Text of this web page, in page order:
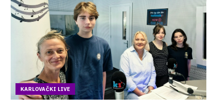
KARLOVAČKI LIVE